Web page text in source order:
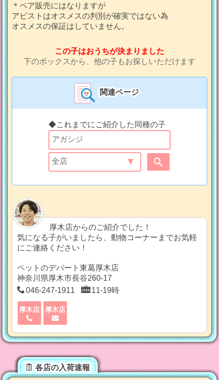
＊ペア販売にはなりますが
アピストはオスメスの判別が確実ではない為
オスメスの保証はしていません。
この子はおうちが決まりました
下のボックスから、他の子もお探しいただけます
関連ページ
◆これまでにご紹介した同種の子
厚木店からのご紹介でした！
気になる子がいましたら、動物コーナーまでお気軽
にご連絡ください！
ペットのデパート東葛厚木店
神奈川県厚木市長谷260-17
046-247-1911
11-19時
厚木店 厚木店
各店の入荷速報